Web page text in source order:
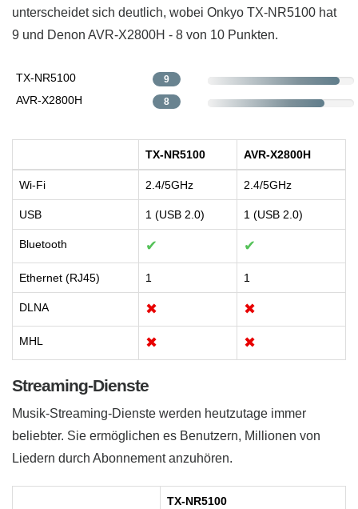
unterscheidet sich deutlich, wobei Onkyo TX-NR5100 hat
9 und Denon AVR-X2800H - 8 ​von 10 Punkten.
TX-NR5100 9
AVR-X2800H 8
TX-NR5100 AVR-X2800H
Wi-Fi 2.4/5GHz 2.4/5GHz
USB 1 (USB 2.0) 1 (USB 2.0)
Bluetooth ✔ ✔
Ethernet (RJ45) 1 1
DLNA ✖ ✖
MHL ✖ ✖
Streaming-Dienste
Musik-Streaming-Dienste werden heutzutage immer
beliebter. Sie ermöglichen es Benutzern, Millionen von
Liedern durch Abonnement anzuhören.
TX-NR5100